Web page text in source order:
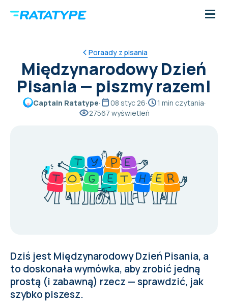
Poraady z pisania
Międzynarodowy Dzień
Pisania — piszmy razem!
Captain Ratatype· 08 styc 26· 1 min czytania·
27567 wyświetleń
Dziś jest Międzynarodowy Dzień Pisania, a
to doskonała wymówka, aby zrobić jedną
prostą (i zabawną) rzecz — sprawdzić, jak
szybko piszesz.